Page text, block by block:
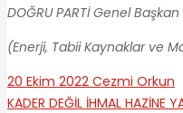
DOĞRU PARTİ Genel Başkan
(Enerji, Tabii Kaynaklar ve
20 Ekim 2022 Cezmi Orkun
KADER DEĞİL İHMAL HAZİNE